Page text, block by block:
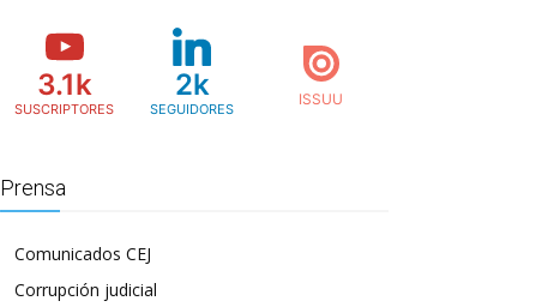
3.1k
SUSCRIPTORES
2k
SEGUIDORES
Prensa
Comunicados CEJ
Corrupción judicial